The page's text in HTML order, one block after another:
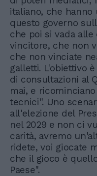
italiano, che
questo governo
che poi si vada
vincitore, che non
che non vinciate
galletti. L'obiettivo
di consultazioni al
mai, e
tecnici". Uno
all'elezione del
nel 2029 e non ci
carità, avremo
ridete, voi giocate
che il gioco è
Paese".